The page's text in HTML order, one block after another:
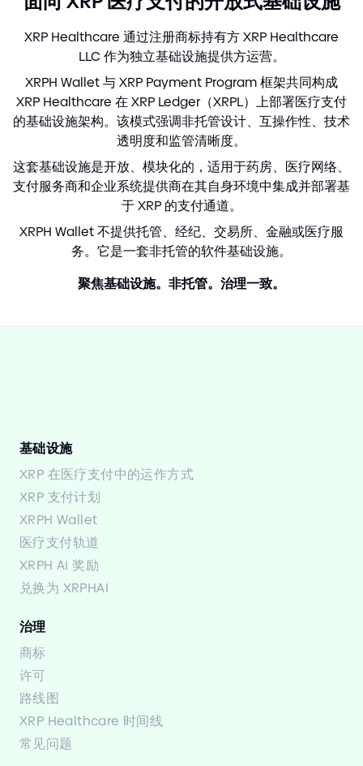
XRP Healthcare 通过注册商标持有方 XRP Healthcare
LLC 作为独立基础设施提供方运营。
XRPH Wallet 与 XRP Payment Program 框架共同构成
XRP Healthcare 在 XRP Ledger（XRPL）上部署医疗支付
的基础设施架构。该模式强调非托管设计、互操作性、技术
透明度和监管清晰度。
这套基础设施是开放、模块化的，适用于药房、医疗网络、
支付服务商和企业系统提供商在其自身环境中集成并部署基
于 XRP 的支付通道。
XRPH Wallet 不提供托管、经纪、交易所、金融或医疗服
务。它是一套非托管的软件基础设施。
聚焦基础设施。非托管。治理一致。
基础设施
XRP 在医疗支付中的运作方式
XRP 支付计划
XRPH Wallet
医疗支付轨道
XRPH AI 奖励
兑换为 XRPHAI
治理
商标
许可
路线图
XRP Healthcare 时间线
常见问题